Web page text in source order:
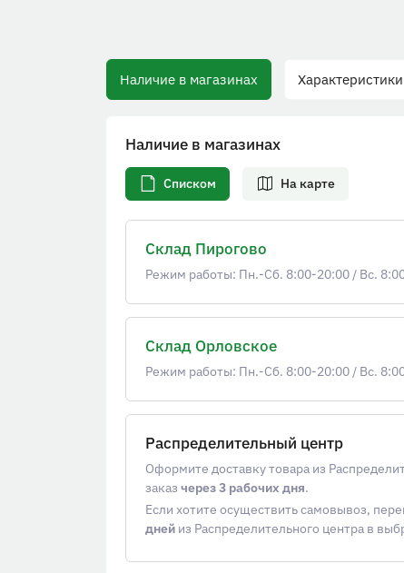
Наличие в магазинах Характеристики
Наличие в магазинах
Списком На карте
Склад Пирогово
Режим работы: Пн.-Сб. 8:00-20:00 / Вс.
Склад Орловское
Режим работы: Пн.-Сб. 8:00-20:00 / Вс.
Распределительный центр
Оформите доставку товара из
заказ через 3 рабочих дня.
Если хотите осуществить самовывоз,
дней из Распределительного центра в